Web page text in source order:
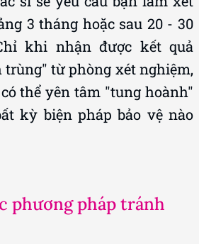
3 tháng hoặc sau 20 - 30
khi nhận được kết quả
từ phòng xét nghiệm,
thể yên tâm "tung hoành"
kỳ biện pháp bảo vệ nào
phương pháp tránh